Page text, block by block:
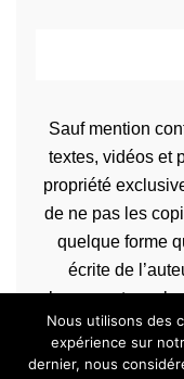
Sauf mention
textes, vidéos et
propriété
de ne pas les
quelque forme
écrite de
n’engagent que
Nous utilisons des
expérience sur
dernier, nous